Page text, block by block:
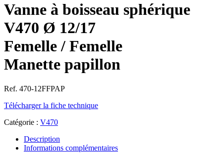
Vanne à boisseau sphérique
V470 Ø 12/17
Femelle / Femelle
Manette papillon
Ref. 470-12FFPAP
Télécharger la fiche technique
Catégorie : V470
Description
Informations complémentaires